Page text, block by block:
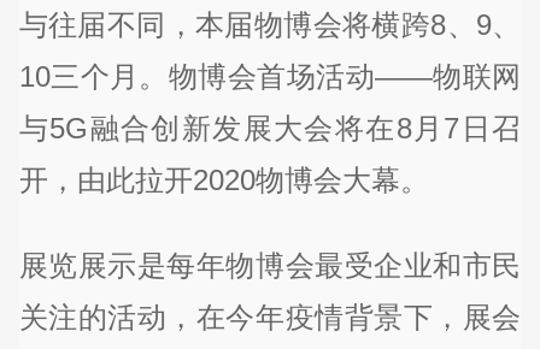
与往届不同，本届物博会将横跨8、9、
10三个月。物博会首场活动——物联网
与5G融合创新发展大会将在8月7日召
开，由此拉开2020物博会大幕。
展览展示是每年物博会最受企业和市民
关注的活动，在今年疫情背景下，展会